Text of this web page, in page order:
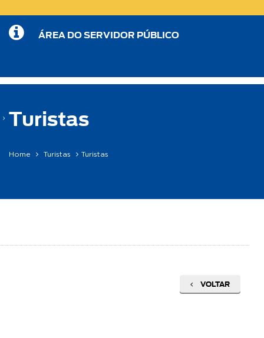
ÁREA DO SERVIDOR PÚBLICO
Turistas
Home Turistas Turistas
VOLTAR